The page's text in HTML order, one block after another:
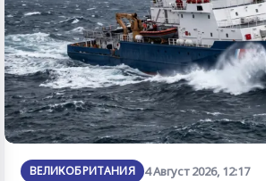
ВЕЛИКОБРИТАНИЯ 4 Август 2026, 12:17